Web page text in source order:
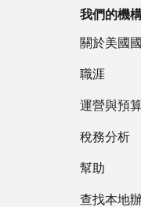
我們的機
關於美國
職涯
運營與預
稅務分析
幫助
查找本地